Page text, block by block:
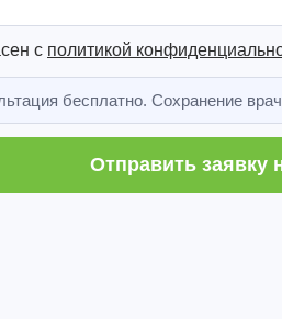
с политикой
бесплатно. Сохранение
Отправить заявку